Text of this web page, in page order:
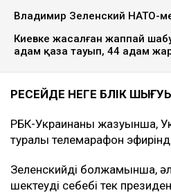
Владимир Зеленский НАТО-
Киевке жасалған жаппай
адам қаза тауып, 44 адам
РЕСЕЙДЕ НЕГЕ БҮЛІК
РБК-Украинаның жазуынша,
туралы телемарафон
Зеленскийдің болжамынша,
шектеудің себебі тек